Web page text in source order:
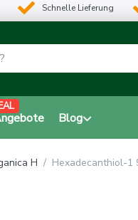
Schnelle Lieferung
Blog
H Hexadecanthiol-1